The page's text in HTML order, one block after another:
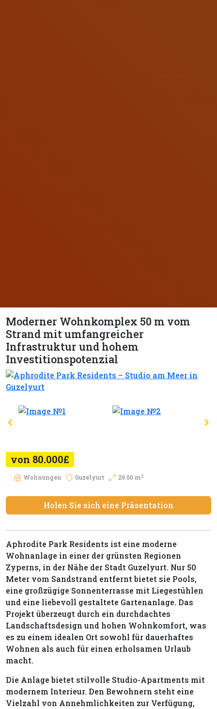
Moderner Wohnkomplex 50 m vom
Strand mit umfangreicher
Infrastruktur und hohem
Investitionspotenzial
von 80.000£
Wohnungen Guzelyurt 29.00 m2
Holen Sie sich eine Präsentation
Aphrodite Park Residents ist eine moderne
Wohnanlage in einer der grünsten Regionen
Zyperns, in der Nähe der Stadt Guzelyurt. Nur 50
Meter vom Sandstrand entfernt bietet sie Pools,
eine großzügige Sonnenterrasse mit Liegestühlen
und eine liebevoll gestaltete Gartenanlage. Das
Projekt überzeugt durch ein durchdachtes
Landschaftsdesign und hohen Wohnkomfort, was
es zu einem idealen Ort sowohl für dauerhaftes
Wohnen als auch für einen erholsamen Urlaub
macht.
Die Anlage bietet stilvolle Studio-Apartments mit
modernem Interieur. Den Bewohnern steht eine
Vielzahl von Annehmlichkeiten zur Verfügung,